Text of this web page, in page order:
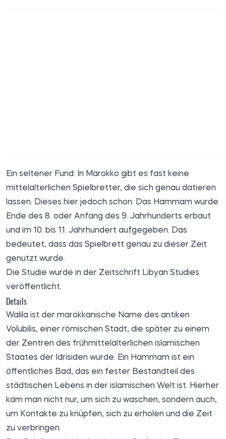
Ein seltener Fund: In Marokko gibt es fast keine
mittelalterlichen Spielbretter, die sich genau datieren
lassen. Dieses hier jedoch schon. Das Hammam wurde
Ende des 8. oder Anfang des 9. Jahrhunderts erbaut
und im 10. bis 11. Jahrhundert aufgegeben. Das
bedeutet, dass das Spielbrett genau zu dieser Zeit
genutzt wurde.
Die Studie wurde in der Zeitschrift Libyan Studies
veröffentlicht.
Details
Walila ist der marokkanische Name des antiken
Volubilis, einer römischen Stadt, die später zu einem
der Zentren des frühmittelalterlichen islamischen
Staates der Idrisiden wurde. Ein Hammam ist ein
öffentliches Bad, das ein fester Bestandteil des
städtischen Lebens in der islamischen Welt ist. Hierher
kam man nicht nur, um sich zu waschen, sondern auch,
um Kontakte zu knüpfen, sich zu erholen und die Zeit
zu verbringen.